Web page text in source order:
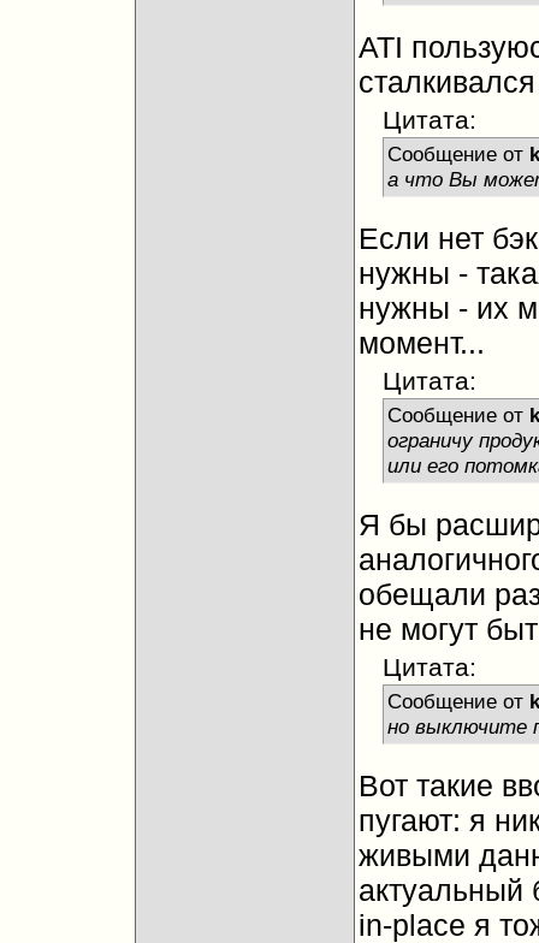
ATI
Цитата:
Сообщение от
а что Вы
Если нет
нужны -
нужны - их
момент...
Цитата:
Сообщение от
ограничу
или его
Я бы
обещали
не могут
Цитата:
Сообщение от
но выключите
Вот такие
пугают: я
живыми
актуальный
in-place я